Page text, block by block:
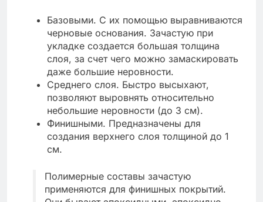
Базовыми. С их помощью выравниваются
черновые основания. Зачастую при
укладке создается большая толщина
слоя, за счет чего можно замаскировать
даже большие неровности.
Среднего слоя. Быстро высыхают,
позволяют выровнять относительно
небольшие неровности (до 3 см).
Финишными. Предназначены для
создания верхнего слоя толщиной до 1
см.
Полимерные составы зачастую
применяются для финишных покрытий.